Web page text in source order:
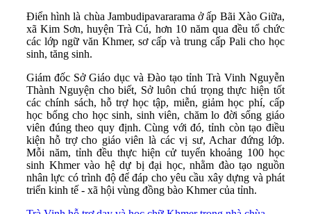
Điển hình là chùa Jambudipavararama ở ấp Bãi Xào Giữa,
xã Kim Sơn, huyện Trà Cú, hơn 10 năm qua đều tổ chức
các lớp ngữ văn Khmer, sơ cấp và trung cấp Pali cho học
sinh, tăng sinh.
Giám đốc Sở Giáo dục và Đào tạo tỉnh Trà Vinh Nguyễn
Thành Nguyện cho biết, Sở luôn chú trọng thực hiện tốt
các chính sách, hỗ trợ học tập, miễn, giảm học phí, cấp
học bổng cho học sinh, sinh viên, chăm lo đời sống giáo
viên đúng theo quy định. Cùng với đó, tỉnh còn tạo điều
kiện hỗ trợ cho giáo viên là các vị sư, Achar đứng lớp.
Mỗi năm, tỉnh đều thực hiện cử tuyển khoảng 100 học
sinh Khmer vào hệ dự bị đại học, nhằm đào tạo nguồn
nhân lực có trình độ để đáp cho yêu cầu xây dựng và phát
triển kinh tế - xã hội vùng đồng bào Khmer của tỉnh.